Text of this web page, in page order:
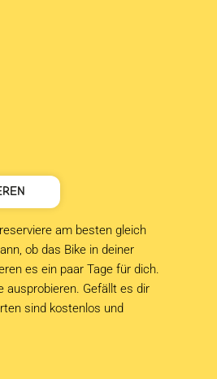
am besten gleich
ob das Bike in deiner
es ein paar Tage für dich.
ausprobieren. Gefällt es dir
sind kostenlos und